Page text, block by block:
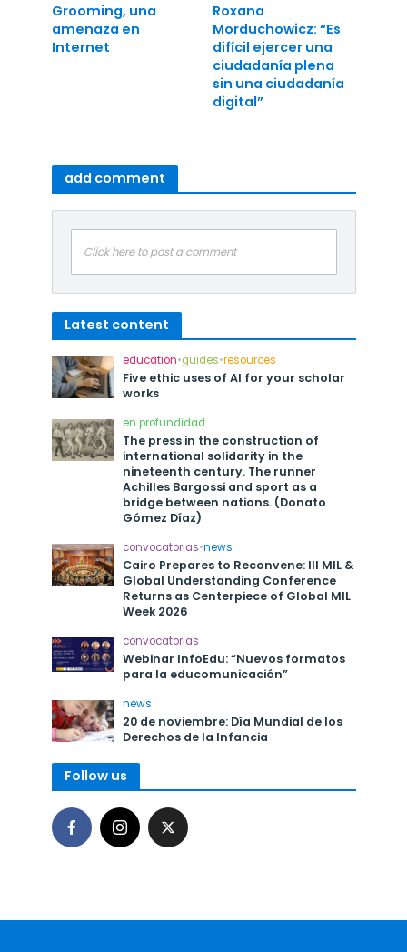
Grooming, una
amenaza en
Internet
Roxana
Morduchowicz: “Es
difícil ejercer una
ciudadanía plena
sin una ciudadanía
digital”
add comment
Click here to post a comment
Latest content
education•guides•resources
Five ethic uses of AI for your scholar
works
en profundidad
The press in the construction of
international solidarity in the
nineteenth century. The runner
Achilles Bargossi and sport as a
bridge between nations. (Donato
Gómez Díaz)
convocatorias•news
Cairo Prepares to Reconvene: III MIL &
Global Understanding Conference
Returns as Centerpiece of Global MIL
Week 2026
convocatorias
Webinar InfoEdu: “Nuevos formatos
para la educomunicación”
news
20 de noviembre: Día Mundial de los
Derechos de la Infancia
Follow us